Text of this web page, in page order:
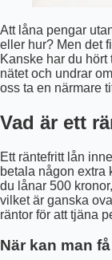
Att låna pengar
eller hur? Men det
Kanske har du
nätet och undrar
oss ta en närmare
Vad är ett
Ett räntefritt lån
betala någon extra
du lånar 500
vilket är ganska
räntor för att tjäna
När kan man